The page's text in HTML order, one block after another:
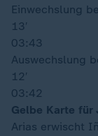
Einwechslung
13′
03:43
Auswechslung
12′
03:42
Gelbe Karte für
Arias erwischt